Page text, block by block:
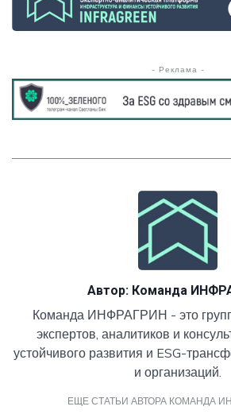
- Реклама -
Автор: Команда
Команда ИНФРАГРИН - это
экспертов, аналитиков и
устойчивого развития и ESG-
и организаций.
ЕЩЕ СТАТЬИ АВТОРА КОМАНДА